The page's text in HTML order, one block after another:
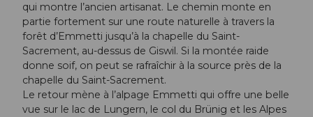
qui montre l’ancien artisanat. Le chemin monte en
partie fortement sur une route naturelle à travers la
forêt d’Emmetti jusqu’à la chapelle du Saint-
Sacrement, au-dessus de Giswil. Si la montée raide
donne soif, on peut se rafraîchir à la source près de la
chapelle du Saint-Sacrement.
Le retour mène à l’alpage Emmetti qui offre une belle
vue sur le lac de Lungern, le col du Brünig et les Alpes